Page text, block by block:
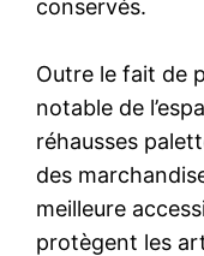
conservés.
Outre le fait de
notable de
réhausses
des
meilleure
protègent les